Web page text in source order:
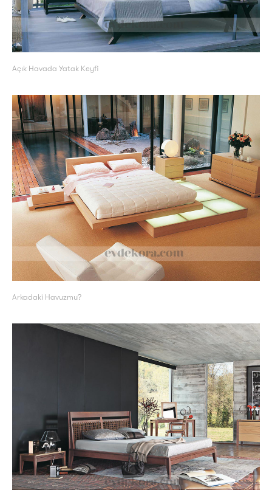
Açık Havada Yatak Keyfi
Arkadaki Havuzmu?